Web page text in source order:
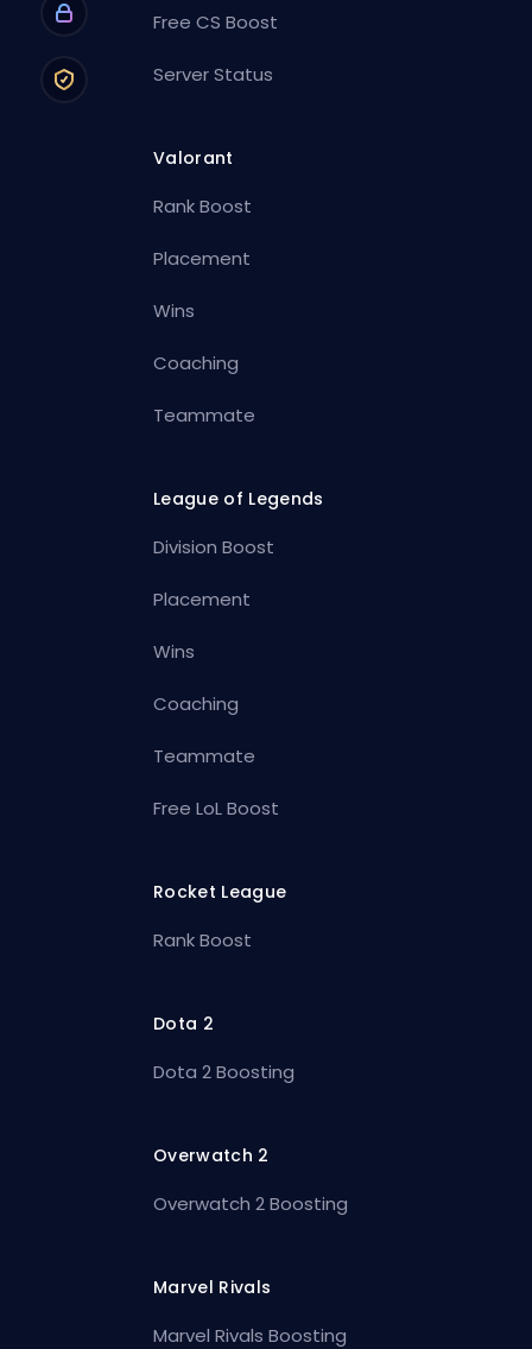
Free CS Boost
Server Status
Valorant
Rank Boost
Placement
Wins
Coaching
Teammate
League of Legends
Division Boost
Placement
Wins
Coaching
Teammate
Free LoL Boost
Rocket League
Rank Boost
Dota 2
Dota 2 Boosting
Overwatch 2
Overwatch 2 Boosting
Marvel Rivals
Marvel Rivals Boosting